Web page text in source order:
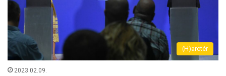
(H)arctér
2023.02.09.